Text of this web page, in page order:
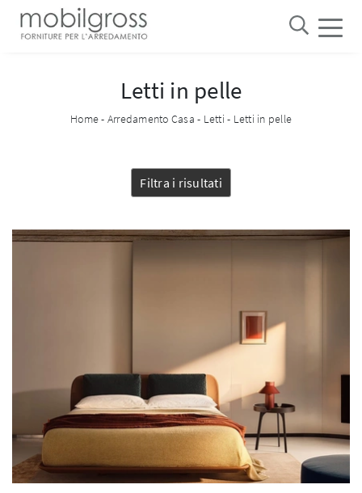
Letti in pelle
Home- Arredamento Casa - Letti - Letti in pelle
Filtra i risultati